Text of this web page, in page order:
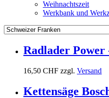
Weihnachtszeit
Werkbank und
Radlader
16,50 CHF zzgl. Versand
Kettensäge